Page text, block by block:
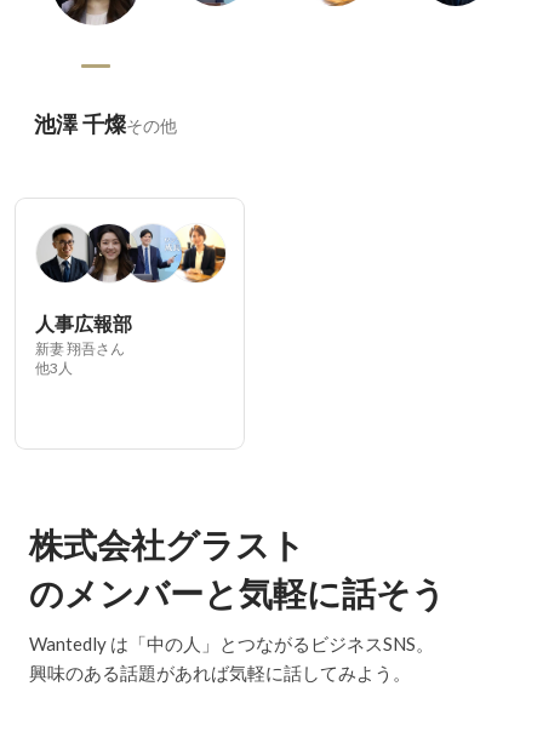
池澤 千燦その他
人事広報部
新妻 翔吾さん
他3人
株式会社グラスト
のメンバーと気軽に話そう
Wantedly は「中の人」とつながるビジネスSNS。
興味のある話題があれば気軽に話してみよう。